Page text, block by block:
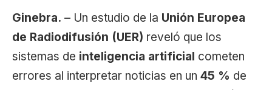
Ginebra. – Un estudio de la Unión Europea
de Radiodifusión (UER) reveló que los
sistemas de inteligencia artificial cometen
errores al interpretar noticias en un 45 % de